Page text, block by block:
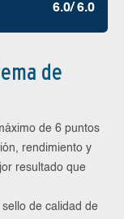
6.0/ 6.0
de
de 6 puntos
rendimiento y
resultado que
de calidad de